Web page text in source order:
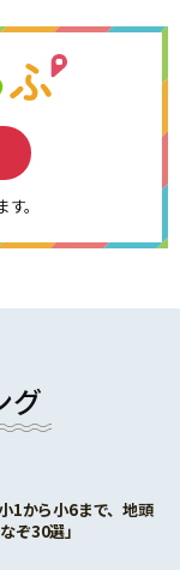
。
グ
1から小6まで、地頭
ぞ30選」